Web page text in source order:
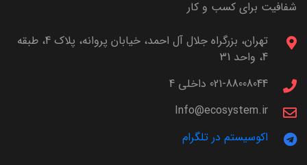
شفافیت برای کسب و کار
تهران، بزرگراه جلال آل احمد، خیابان پروانه، پلاک 4، طبقه
4، واحد 31
021-88008044 داخلی 4
Info@ecosystem.ir
اکوسیستم در تلگرام